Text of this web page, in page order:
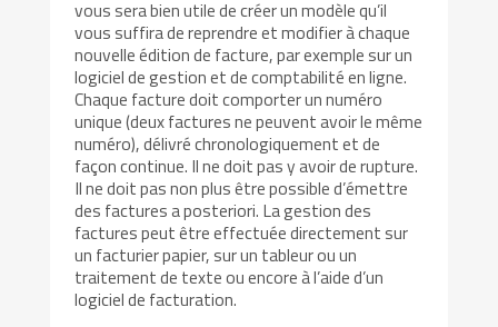
vous sera bien utile de créer un modèle qu’il
vous suffira de reprendre et modifier à chaque
nouvelle édition de facture, par exemple sur un
logiciel de gestion et de comptabilité en ligne.
Chaque facture doit comporter un numéro
unique (deux factures ne peuvent avoir le même
numéro), délivré chronologiquement et de
façon continue. Il ne doit pas y avoir de rupture.
Il ne doit pas non plus être possible d’émettre
des factures a posteriori. La gestion des
factures peut être effectuée directement sur
un facturier papier, sur un tableur ou un
traitement de texte ou encore à l’aide d’un
logiciel de facturation.